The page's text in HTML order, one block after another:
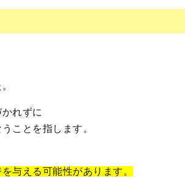
れずに
ことを指します。
与える可能性があります。